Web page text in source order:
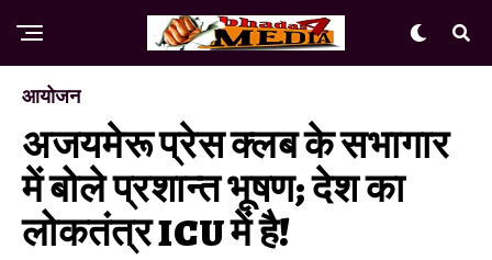
आयोजन
अजयमेरू प्रेस क्लब के सभागार
में बोले प्रशान्त भूषण; देश का
लोकतंत्र ICU में है!